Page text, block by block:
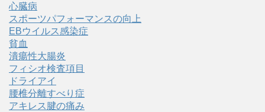
心臓病
スポーツパフォーマンスの向上
EBウイルス感染症
貧血
潰瘍性大腸炎
フィシオ検査項目
ドライアイ
腰椎分離すべり症
アキレス腱の痛み